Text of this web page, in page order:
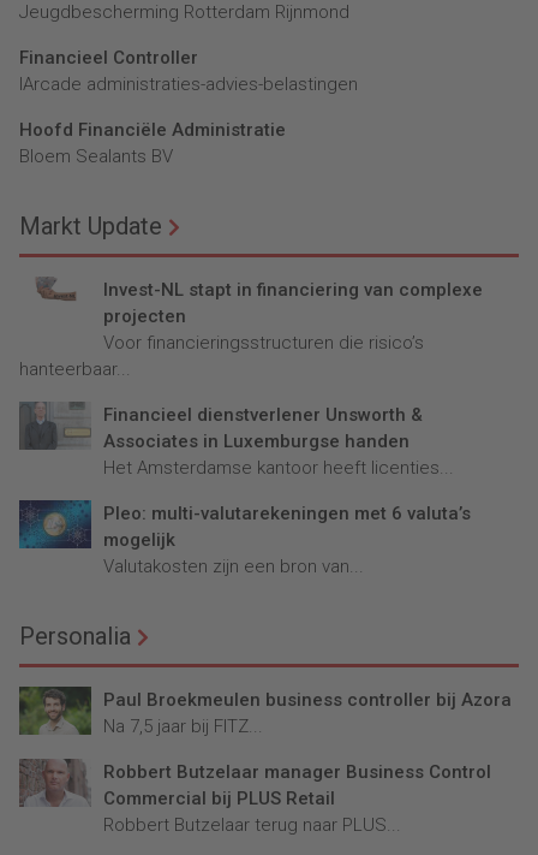
Jeugdbescherming Rotterdam Rijnmond
Financieel Controller
lArcade administraties-advies-belastingen
Hoofd Financiële Administratie
Bloem Sealants BV
Markt Update
Invest-NL stapt in financiering van complexe
projecten
Voor financieringsstructuren die risico’s
hanteerbaar...
Financieel dienstverlener Unsworth &
Associates in Luxemburgse handen
Het Amsterdamse kantoor heeft licenties...
Pleo: multi-valutarekeningen met 6 valuta’s
mogelijk
Valutakosten zijn een bron van...
Personalia
Paul Broekmeulen business controller bij Azora
Na 7,5 jaar bij FITZ...
Robbert Butzelaar manager Business Control
Commercial bij PLUS Retail
Robbert Butzelaar terug naar PLUS...